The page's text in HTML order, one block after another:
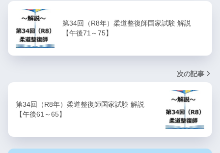
第34回（R8年）柔道整復師国家試験 解説
【午後71～75】
次の記事
第34回（R8年）柔道整復師国家試験 解説
【午後61～65】